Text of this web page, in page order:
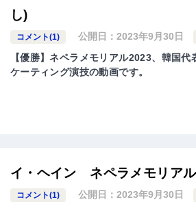
し)
コメント(1) 公開日：2023年9月30日
【優勝】ネペラメモリアル2023、韓国
ケーティング演技の動画です。
イ・ヘイン ネペラメモリア
コメント(1) 公開日：2023年9月30日